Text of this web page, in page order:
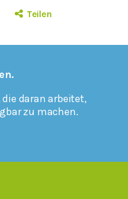
Teilen
daran arbeitet,
zu machen.